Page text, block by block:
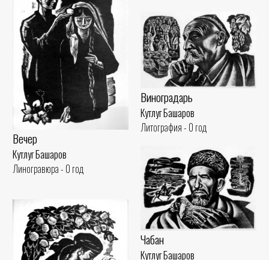
Вечер
Кутлуг Башаров
Линогравюра - 0 год
Виноградарь
Кутлуг Башаров
Литография - 0 год
Чабан
Кутлуг Башаров